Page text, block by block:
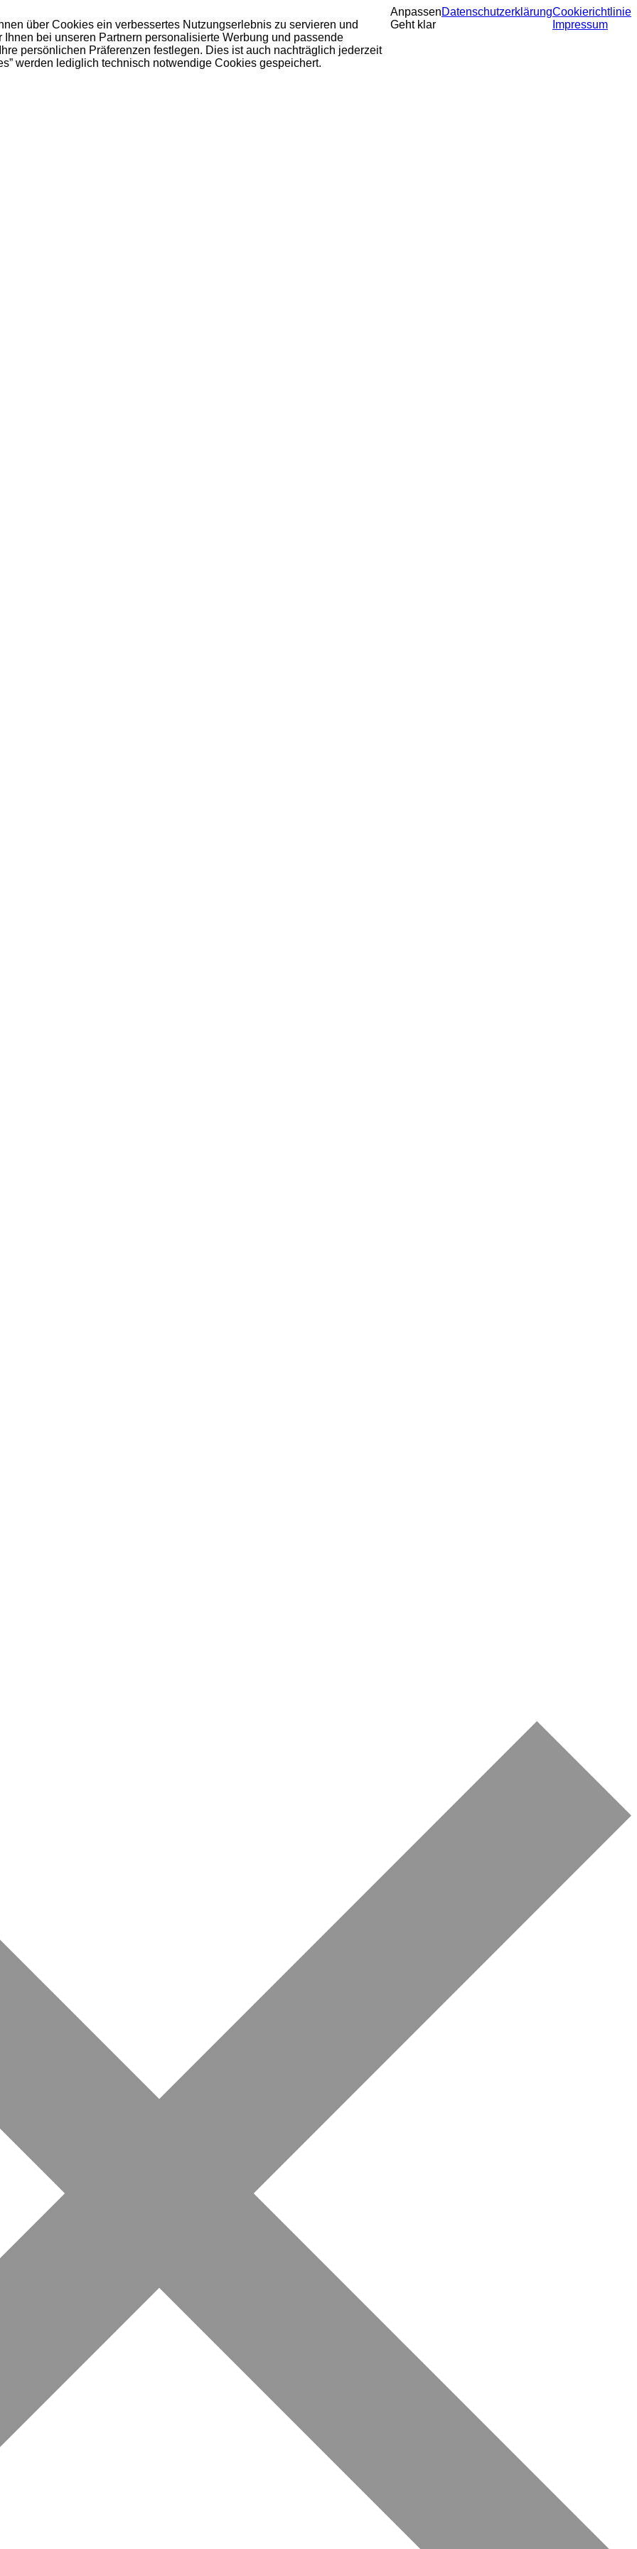
über Cookies ein verbessertes Nutzungserlebnis zu servieren und
bei unseren Partnern personalisierte Werbung und passende
persönlichen Präferenzen festlegen. Dies ist auch nachträglich jederzeit
werden lediglich technisch notwendige Cookies gespeichert.
Anpassen
Geht klar
DatenschutzerklärungCookierichtlinie
Impressum